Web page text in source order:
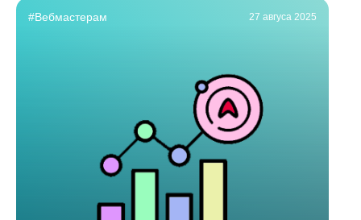
#Вебмастерам 27 авгуса 2025